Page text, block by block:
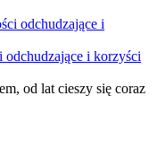
odchudzające i korzyści
od lat cieszy się coraz